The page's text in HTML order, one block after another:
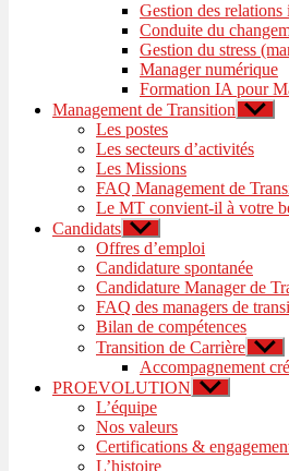
Gestion des relations
Conduite du
Gestion du stress
Manager numérique
Formation IA pour
Management de Transition Afficher
sous-
menu
Les postes
Les secteurs d’activités
Les Missions
FAQ Management de
Le MT convient-il à votre
Candidats Afficher
le
sous-
menu
Offres d’emploi
Candidature spontanée
Candidature Manager de
FAQ des managers de
Bilan de compétences
Transition de Carrière
le
sous-
Accompagnement
PROEVOLUTION Afficher
menu
L’équipe
Nos valeurs
Certifications &
L’histoire